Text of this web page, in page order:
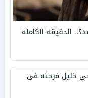
الحقيقة الكاملة
خليل فرحته في